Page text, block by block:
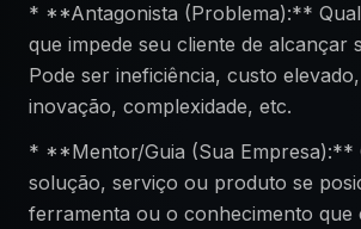
* **Antagonista (Problema):**
que impede seu cliente de alcançar
Pode ser ineficiência, custo
inovação, complexidade, etc.
* **Mentor/Guia (Sua Empresa):**
solução, serviço ou produto se
ferramenta ou o conhecimento que